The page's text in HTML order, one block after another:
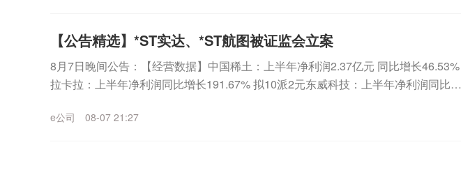
【公告精选】*ST实达、*ST航图被证监会立案
8月7日晚间公告：【经营数据】中国稀土：上半年净利润2.37亿元 同比增长46.53%
拉卡拉：上半年净利润同比增长191.67% 拟10派2元东威科技：上半年净利润同比增
e公司 08-07 21:27